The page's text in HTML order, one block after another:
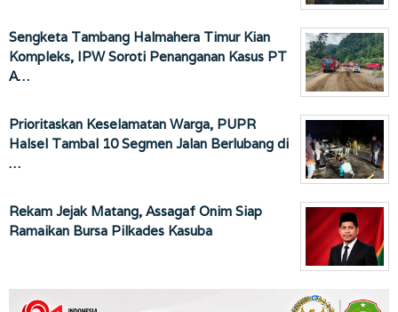
Sengketa Tambang Halmahera Timur Kian
Kompleks, IPW Soroti Penanganan Kasus PT
A…
Prioritaskan Keselamatan Warga, PUPR
Halsel Tambal 10 Segmen Jalan Berlubang di
…
Rekam Jejak Matang, Assagaf Onim Siap
Ramaikan Bursa Pilkades Kasuba